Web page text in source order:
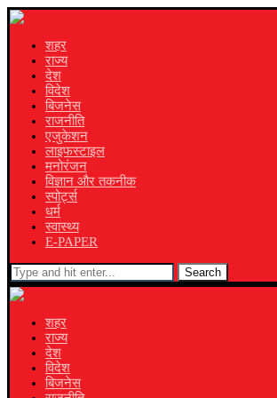
शहर
राज्य
देश
विदेश
बिजनेस
राजनीति
एजुकेशन
लाइफस्टाइल
मनोरंजन
विज्ञान और तकनीक
स्पोर्ट्स
धर्म
स्वास्थ्य
E-PAPER
Search
शहर
राज्य
देश
विदेश
बिजनेस